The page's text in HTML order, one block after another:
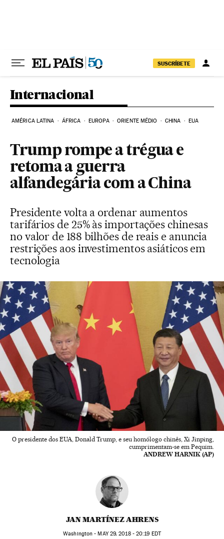
SUSCRÍBETE
Internacional
AMÉRICA LATINA ÁFRICA EUROPA ORIENTE MÉDIO CHINA EUA
Trump rompe a trégua e
retoma a guerra
alfandegária com a China
Presidente volta a ordenar aumentos
tarifários de 25% às importações chinesas
no valor de 188 bilhões de reais e anuncia
restrições aos investimentos asiáticos em
tecnologia
O presidente dos EUA, Donald Trump, e seu homólogo chinês, Xi Jinping,
cumprimentam-se em Pequim.
ANDREW HARNIK (AP)
JAN MARTÍNEZ AHRENS
Washington -MAY29, 2018 - 20:19 EDT